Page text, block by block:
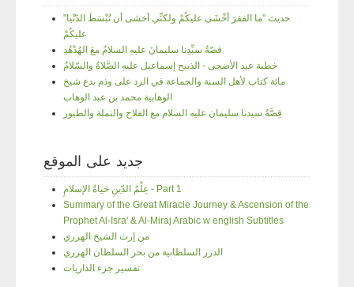
"حديث "ما الفقرَ أخْشَى عليكُمْ ولكنِّي أخشى أن تُبْسَطَ الدّنْيا
عليكُمْ
قصّةُ سيِّدِنا سليمانَ عليهِ السلامُ معَ الهُدْهُدِ
خطبة عيد الأضحى - الذبيح إسماعيل عليهِ الصَّلاةُ والسّلامُ
مائة كتاب لأهل السنة والجماعة في الرد على وذم بدع شيخ
الوهابية محمد بن عبد الوهاب
قِصَّةُ سيدنا سليمان عليه السلام مع الفلاح والنملة والطيور
جديد على الموقع
عِلْمُ الدّينِ حَياةُ الإسلامِ - Part 1
Summary of the Great Miracle Journey & Ascension of the
Prophet Al-Isra' & Al-Miraj Arabic w english Subtitles
من إرث الشيخ الهرري
الدرر السلطانية من بحر السلطان الهرري
تفسير جزء الذاريات